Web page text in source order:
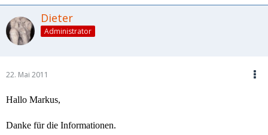
Dieter
Administrator
22. Mai 2011
Hallo Markus,
Danke für die Informationen.